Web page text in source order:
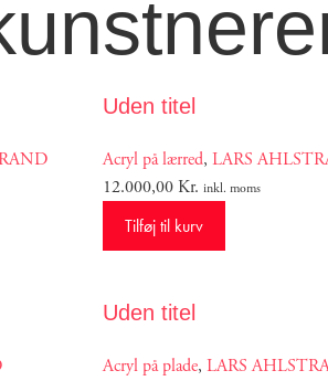
Uden titel
Acryl på lærred, LARS
12.000,00Kr. inkl. moms
Tilføj til kurv
Uden titel
Acryl på plade, LARS